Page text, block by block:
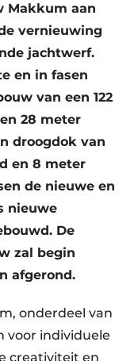
Makkum aan
vernieuwing
jachtwerf.
en in fasen
van een 122
28 meter
droogdok van
en 8 meter
de nieuwe en
nieuwe
De
zal begin
afgerond.
onderdeel van
voor individuele
creativiteit en